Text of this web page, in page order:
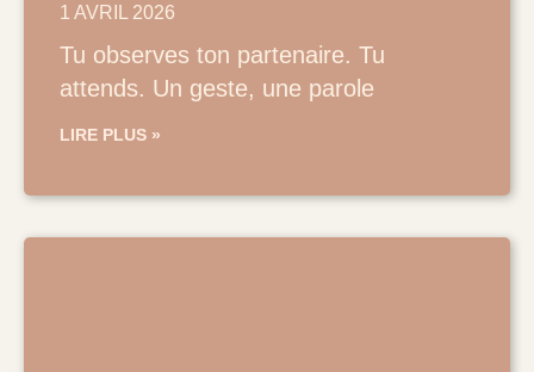
1 AVRIL 2026
Tu observes ton partenaire. Tu
attends. Un geste, une parole
LIRE PLUS »